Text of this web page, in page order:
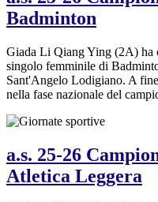
Badminton
Giada Li Qiang Ying (2A) ha
singolo femminile di
Sant'Angelo Lodigiano. A
nella fase nazionale del
a.s. 25-26
Atletica Leggera